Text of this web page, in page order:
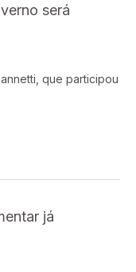
será
que participou
já